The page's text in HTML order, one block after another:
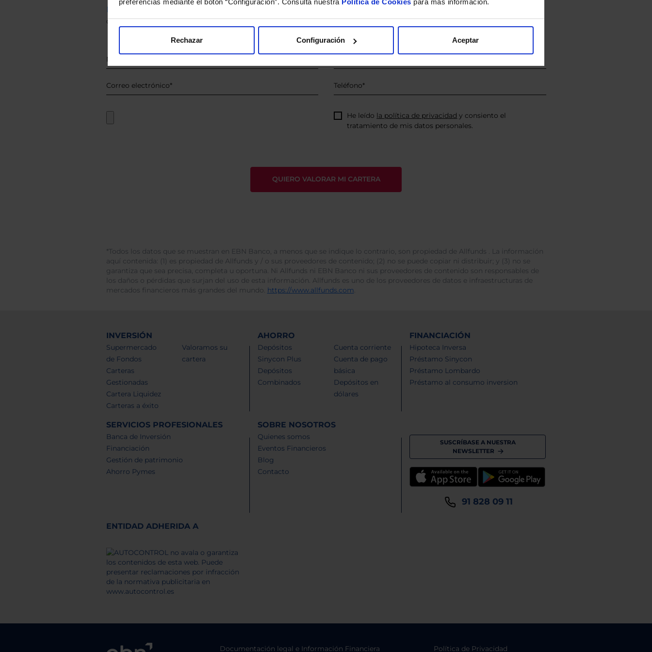
preferencias mediante el botón “Configuración”. Consulta nuestra Política de Cookies para más información.
Rechazar Configuración Aceptar
Descárguese el archivo
de sus alternativas de Clases Limpias con las que podrá ahorrar en sus costes.
He leído la política de privacidad y consiento el
tratamiento de mis datos personales.
*Todos los datos que se muestran en EBN Banco, a menos que se indique lo contrario, son propiedad de Allfunds . La información
aquí contenida: (1) es propiedad de Allfunds y / o sus proveedores de contenido; (2) no se puede copiar ni distribuir; y (3) no se
garantiza que sea precisa, completa u oportuna. Ni Allfunds ni EBN Banco ni sus proveedores de contenido son responsables de
los daños o pérdidas que surjan del uso de esta información. Allfunds es uno de los proveedores de datos e infraestructuras de
mercados financieros más grandes del mundo. https://www.allfunds.com.
INVERSIÓN
Supermercado
de Fondos
Carteras
Gestionadas
Cartera Liquidez
Carteras a éxito
Valoramos su
cartera
AHORRO
Depósitos
Sinycon Plus
Depósitos
Combinados
Cuenta corriente
Cuenta de pago
básica
Depósitos en
dólares
FINANCIACIÓN
Hipoteca Inversa
Préstamo Sinycon
Préstamo Lombardo
Préstamo al consumo inversion
SERVICIOS PROFESIONALES
Banca de Inversión
Financiación
Gestión de patrimonio
Ahorro Pymes
SOBRE NOSOTROS
Quienes somos
Eventos Financieros
Blog
Contacto
SUSCRÍBASE A NUESTRA
NEWSLETTER
91 828 09 11
ENTIDAD ADHERIDA A
Documentación legal e Información Financiera Política de Privacidad